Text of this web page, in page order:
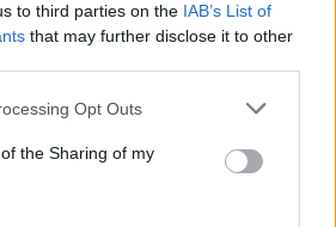
to third parties on the IAB’s List of
that may further disclose it to other
Opt Outs
the Sharing of my
articolo.
mostrata ai visitatori. Il contenuto di questo
dell'autore e non rappresenta la linea editoriale